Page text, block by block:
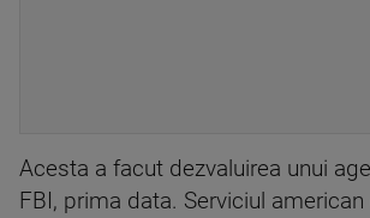
Acesta a facut dezvaluirea unui
FBI, prima data. Serviciul